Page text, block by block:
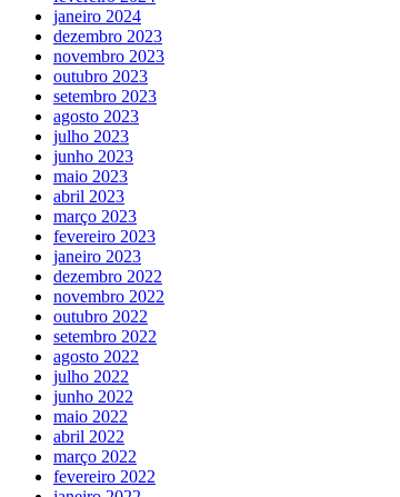
janeiro 2024
dezembro 2023
novembro 2023
outubro 2023
setembro 2023
agosto 2023
julho 2023
junho 2023
maio 2023
abril 2023
março 2023
fevereiro 2023
janeiro 2023
dezembro 2022
novembro 2022
outubro 2022
setembro 2022
agosto 2022
julho 2022
junho 2022
maio 2022
abril 2022
março 2022
fevereiro 2022